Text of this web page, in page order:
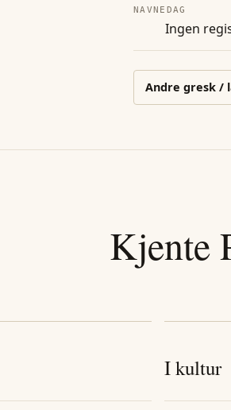
NAVNEDAG
Ingen
Andre gresk /
Kjente
I kultur